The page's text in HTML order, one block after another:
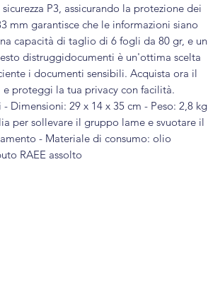
P3, assicurando la protezione dei
mm garantisce che le informazioni siano
capacità di taglio di 6 fogli da 80 gr, e un
distruggidocumenti è un'ottima scelta
i documenti sensibili. Acquista ora il
proteggi la tua privacy con facilità.
Dimensioni: 29 x 14 x 35 cm - Peso: 2,8 kg
per sollevare il gruppo lame e svuotare il
- Materiale di consumo: olio
RAEE assolto